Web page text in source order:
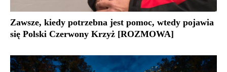
Zawsze, kiedy potrzebna jest pomoc, wtedy pojawia
się Polski Czerwony Krzyż [ROZMOWA]